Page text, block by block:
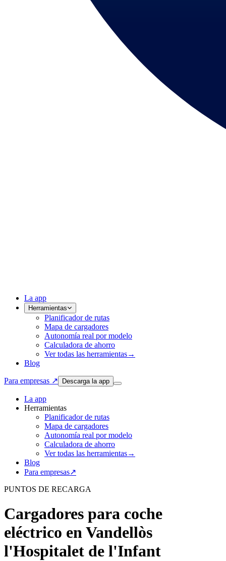
La app
Herramientas
Planificador de rutas
Mapa de cargadores
Autonomía real por modelo
Calculadora de ahorro
Ver todas las herramientas→
Blog
Para empresas ↗ Descarga la app
La app
Herramientas
Planificador de rutas
Mapa de cargadores
Autonomía real por modelo
Calculadora de ahorro
Ver todas las herramientas→
Blog
Para empresas↗
PUNTOS DE RECARGA
Cargadores para coche
eléctrico en Vandellòs
l'Hospitalet de l'Infant